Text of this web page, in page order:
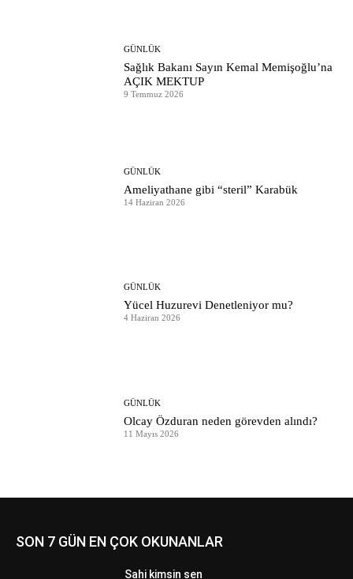
GÜNLÜK
Sağlık Bakanı Sayın Kemal Memişoğlu’na
AÇIK MEKTUP
9 Temmuz 2026
GÜNLÜK
Ameliyathane gibi “steril” Karabük
14 Haziran 2026
GÜNLÜK
Yücel Huzurevi Denetleniyor mu?
4 Haziran 2026
GÜNLÜK
Olcay Özduran neden görevden alındı?
11 Mayıs 2026
SON 7 GÜN EN ÇOK OKUNANLAR
Sahi kimsin sen